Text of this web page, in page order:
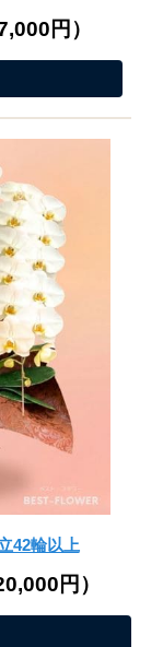
円 ）
42輪以上
円 ）